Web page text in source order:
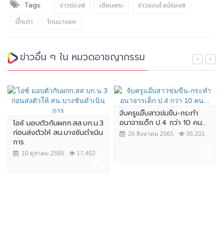
Tags: ข่าวช่อง8 เซียนพระ
ข่าวออนไลน์ช่อง8
บิ๊กเต่า
โทนบางแค
ข่าวอื่น ๆ ใน หมวดอาชญากรรม
ไอซ์ มอบตัวกับผกก.สส.บก.น.3
ก่อนส่งตัวให้ สน.บางชันดำเนิน
การ
10 ตุลาคม 2565 17,402
จับครูแอ๊บสาวข่มขืน-กระทำ
อนาจารเด็ก ป.4 กว่า 10 คน...
26 สิงหาคม 2565 36,201